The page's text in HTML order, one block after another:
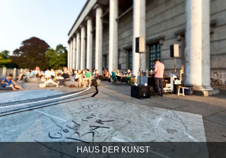
HAUS DER KUNST